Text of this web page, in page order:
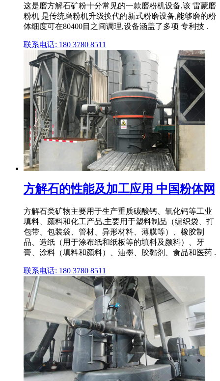
这是磨方解石矿粉十分常见的一款磨粉机设备,该 雷蒙磨
粉机 是传统磨粉机升级换代的新式粉磨设备,能够磨的粉
体细度可在80400目之间调理,设备涵盖了多项 专利技 .
联系电话: 180 3780 8511
方解石的性能及加工应用 中国粉体网
方解石类矿物主要用于生产重质碳酸钙、氧化钙等工业
填料、颜料和化工产品,主要用于塑料制品（编织袋、打
包带、包装袋、管材、异形材料、薄膜等）、橡胶制
品、造纸（用于涂布纸和纸板等的填料及颜料）、牙
膏、涂料（填料和颜料）、油墨、胶黏剂、食品和医药 .
联系电话: 180 3780 8511